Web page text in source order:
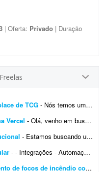
| Oferta: Privado | Duração
de TCG - Nós temos um site de marketplace de TCG (trading card game) chamado Capital Collectibles e gostaria de um programador front-end e back-end para nos ajudar a revisar a estrutura e validar a p...
Vercel - Olá, venho em busca de um profissional que entenda de Vercel. Gostaria de fazer alterações e melhorias no meu site. Já tenho muitas páginas que consigo editar, m...
- Estamos buscando um web designer/desenvolvedor para criar o novo site institucional da BonaFruta Sorvetes. Nossa principal referência de experiência, qualidade visual, navegaç&a...
- - Integrações - Automações - Configuração de servidor - Criação de ferramentas Exemplo de trabalho: Configuração de VPS, scrap...
Plataforma web de monitoramento de focos de incêndio com mapa interativo